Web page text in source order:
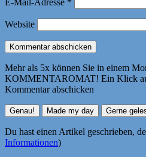
Website
Mehr als 5x können Sie in einem
KOMMENTAROMAT! Ein Klick auf
Kommentar abschicken
Du hast einen Artikel geschrieben,
Informationen)